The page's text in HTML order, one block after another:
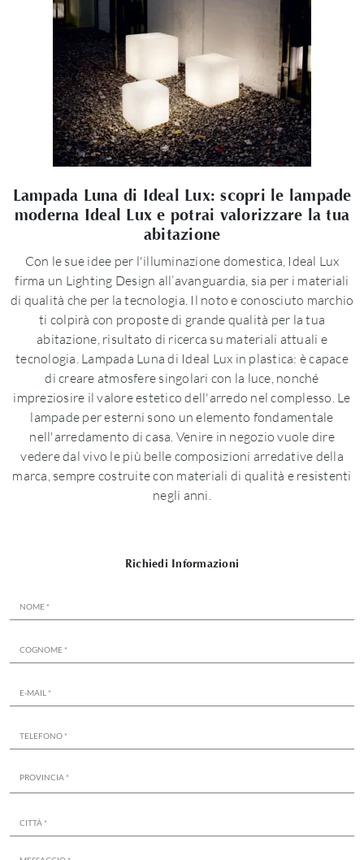
Lampada Luna di Ideal Lux: scopri le lampade
moderna Ideal Lux e potrai valorizzare la tua
abitazione
Con le sue idee per l'illuminazione domestica, Ideal Lux
firma un Lighting Design all’avanguardia, sia per i materiali
di qualità che per la tecnologia. Il noto e conosciuto marchio
ti colpirà con proposte di grande qualità per la tua
abitazione, risultato di ricerca su materiali attuali e
tecnologia. Lampada Luna di Ideal Lux in plastica: è capace
di creare atmosfere singolari con la luce, nonché
impreziosire il valore estetico dell'arredo nel complesso. Le
lampade per esterni sono un elemento fondamentale
nell'arredamento di casa. Venire in negozio vuole dire
vedere dal vivo le più belle composizioni arredative della
marca, sempre costruite con materiali di qualità e resistenti
negli anni.
Richiedi Informazioni